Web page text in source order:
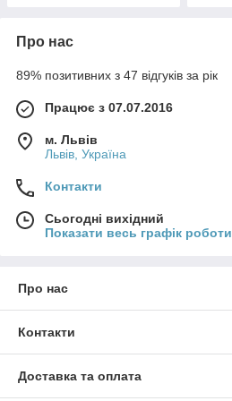
Про нас
89% позитивних з 47 відгуків за рік
Працює з 07.07.2016
м. Львів
Львів, Україна
Контакти
Сьогодні вихідний
Показати весь графік роботи
Про нас
Контакти
Доставка та оплата